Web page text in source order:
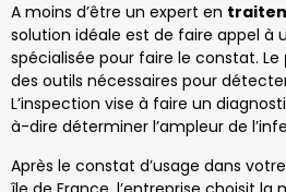
A moins d’être un expert en
solution idéale est de faire appel à
spécialisée pour faire le constat. Le
des outils nécessaires pour
L’inspection vise à faire un
à-dire déterminer l’ampleur de
Après le constat d’usage dans